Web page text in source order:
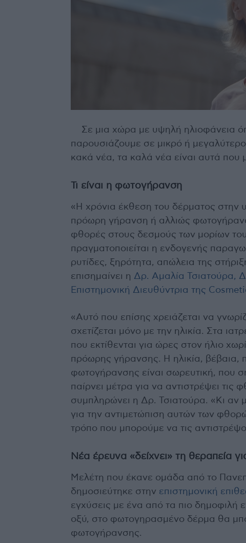
Σε μια χώρα με υψηλή ηλιοφάνεια
παρουσιάζουμε σε μικρό ή
κακά νέα, τα καλά νέα είναι αυτά
Τι είναι η φωτογήρανση
«Η χρόνια έκθεση του δέρματος στην
πρόωρη γήρανση ή αλλιώς
φθορές στους δεσμούς των μορίων
πραγματοποιείται η ενδογενής
ρυτίδες, ξηρότητα, απώλεια της
επισημαίνει η Δρ. Αμαλία Τσιατούρα,
Επιστημονική Διευθύντρια της
«Αυτό που επίσης χρειάζεται να
σχετίζεται μόνο με την ηλικία. Στα
που εκτίθενται για ώρες στον ήλιο
πρόωρης γήρανσης. Η ηλικία, βέβαια,
φωτογήρανσης είναι σωρευτική, που
παίρνει μέτρα για να αντιστρέψει τις
συμπληρώνει η Δρ. Τσιατούρα. «Κι αν
για την αντιμετώπιση αυτών των
τρόπο που μπορούμε να τις
Νέα έρευνα «δείχνει» τη θεραπεία
Μελέτη που έκανε ομάδα από το
δημοσιεύτηκε στην επιστημονική
εγχύσεις με ένα από τα πιο δημοφιλή
οξύ, στο φωτογηρασμένο δέρμα θα
φωτογήρανσης.